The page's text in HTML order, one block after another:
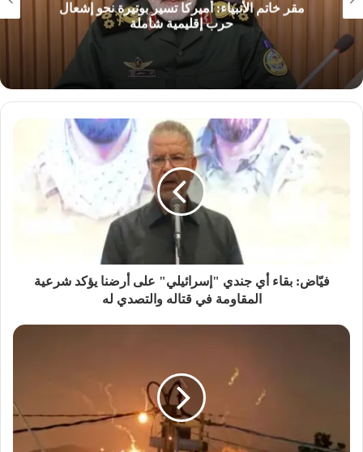
مقر خاتم الأنبياء: أميركا تسير بوتيرة نحو إشعال
حرب إقليمية شاملة
فيّاض: بقاء أي جندي "إسرائيلي" على أرضنا يؤكد شرعية
المقاومة في قتاله والتصدي له